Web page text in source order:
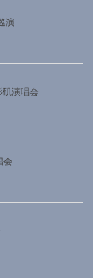
演
演唱会
会